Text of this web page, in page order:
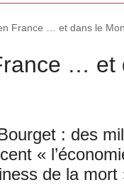
France … et dans le
… et
: des
«
de la mort